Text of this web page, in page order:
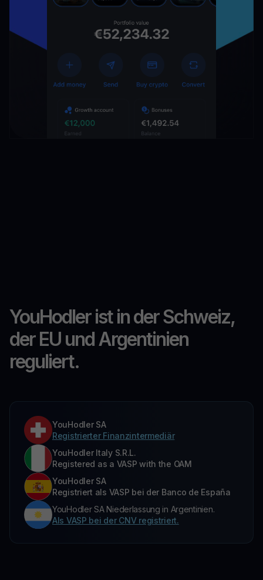
YouHodler ist in der Schweiz,
der EU und Argentinien
reguliert.
YouHodler SA
Registrierter Finanzintermediär
YouHodler Italy S.R.L.
Registered as a VASP with the OAM
YouHodler SA
Registriert als VASP bei der Banco de España
YouHodler SA Niederlassung in Argentinien.
Als VASP bei der CNV registriert.